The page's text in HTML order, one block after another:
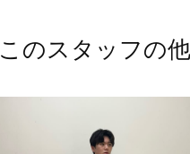
このスタッフの